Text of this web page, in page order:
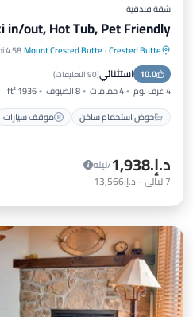
شقة فندقية
in/out, Hot Tub, Pet Friendly
Crested Butte
·
Mount Crested Butte4.58 mi إلى وسط المدينة
10.0 استثنائي(90 التعليقات )
4 غرف نوم 4 حمامات 8 الضيوف
1936 ft²
حوض استحمام ساخن
موقف سيارات
حوض استحمام ساخن
شرفة / تراس
د.إ.‏1,938
/ليلة
7ليالي- د.إ.‏13,566